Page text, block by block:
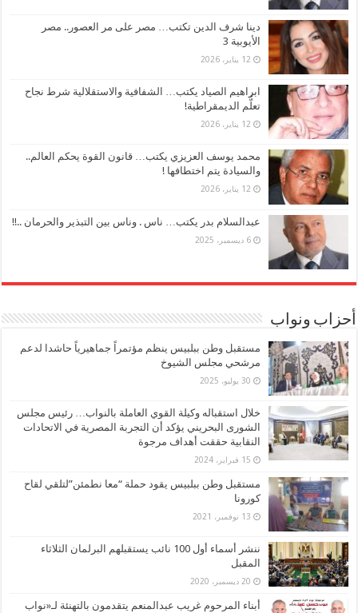
دينا شرف الدين تكتب… مصر على مر العصور.. مصر
الأيوبية 3
12 يناير، 2026
ابراهيم الصياد يكتب… الشفافية والاستقلالية شرط نجاح
تعلُّم الديمقراطية!
12 يناير، 2026
محمد يوسف العزيزي يكتب… قانون القوة يحكم العالم..
والسيادة يتم اختطافها !
12 يناير، 2026
عبدالسلام بدر يكتب… ناس . وناس بين التبذير والحرمان ..!!
6 ديسمبر، 2025
أحزاب ونواب
مستقبل وطن ببلبيس ينظم مؤتمراً جماهيرياً حاشدا لدعم
مرشحي مجلس الشيوخ
30 يوليو، 2025
خلال استقباله وكيلة القوي العاملة بالنواب… رئيس مجلس
الشورى البحريني يؤكد أن التجربة المصرية في الاتحادات
النقابية حققت أهداف مرجوة
15 فبراير، 2024
مستقبل وطن ببلبيس يقود حملة “معا نطمئن”لتلقي لقاح
كورونا
13 نوفمبر، 2021
ننشر أسماء أول 100 نائب يستقبلهم البرلمان الثلاثاء
المقبل
20 ديسمبر، 2020
أبناء المرحوم غريب عبدالمنعم يتقدمون بالتهنئة لـ«نواب